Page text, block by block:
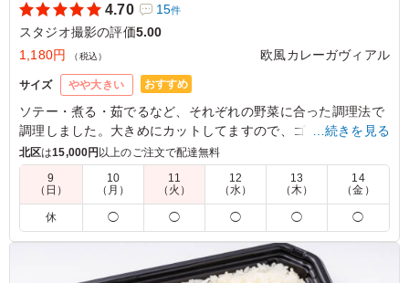
4.70 15件
スタジオ撮影の評価5.00
1,180円
（税込） 欧風カレーガヴィアル
サイズ やや大きい おすすめ
ソテー・煮る・茹でるなど、それぞれの野菜に合った調理法で
調理しました。大きめにカットしてますので、ゴロゴロした食
感をお楽しみいただけます。(季節によって野菜の内容は異なり
ます。)
5.0
大きくカットされた野菜は彩りが良く、非常に魅力的で人
気のメニューでした。丸ごと入ったジャガイモも箸休めに
ちょうど良く、大変満足しております。温かい状態でいた
…続きを見る
北区は15,000円以上のご注文で配達無料
9
（日）
10
（月）
11
（火）
12
（水）
13
（木）
14
（金）
休 ◯ ◯ ◯ ◯ ◯